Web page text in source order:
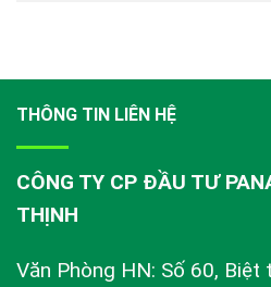
THÔNG TIN LIÊN HỆ
CÔNG TY CP ĐẦU TƯ
THỊNH
Văn Phòng HN: Số 60, Biệt